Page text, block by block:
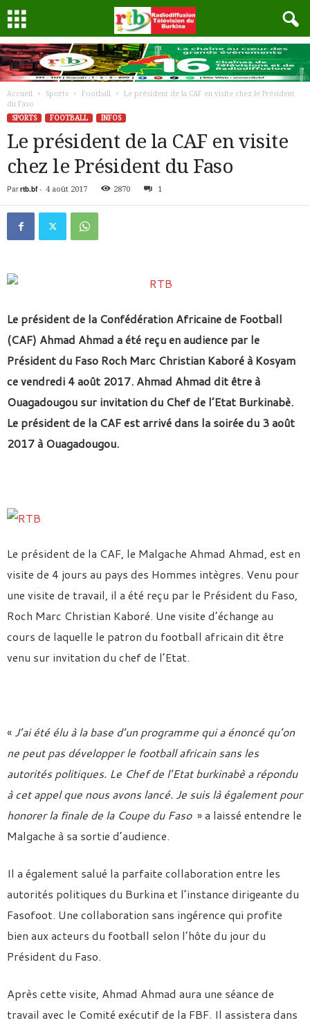
Accueil Sports Football
Le président de la CAF en visite chez le Président
du Faso
SPORTS
FOOTBALL INFOS
Le président de la CAF en visite
chez le Président du Faso
Par rtb.bf- 4 août 2017 2870 1
Le président de la Confédération Africaine de Football
(CAF) Ahmad Ahmad a été reçu en audience par le
Président du Faso Roch Marc Christian Kaboré à Kosyam
ce vendredi 4 août 2017. Ahmad Ahmad dit être à
Ouagadougou sur invitation du Chef de l’Etat Burkinabè.
Le président de la CAF est arrivé dans la soirée du 3 août
2017 à Ouagadougou.
Le président de la CAF, le Malgache Ahmad Ahmad, est en
visite de 4 jours au pays des Hommes intègres. Venu pour
une visite de travail, il a été reçu par le Président du Faso,
Roch Marc Christian Kaboré. Une visite d’échange au
cours de laquelle le patron du football africain dit être
venu sur invitation du chef de l’Etat.
« J’ai été élu à la base d’un programme qui a énoncé qu’on
ne peut pas développer le football africain sans les
autorités politiques. Le Chef de l’Etat burkinabè a répondu
à cet appel que nous avons lancé. Je suis là également pour
honorer la finale de la Coupe du Faso» a laissé entendre le
Malgache à sa sortie d’audience.
Il a également salué la parfaite collaboration entre les
autorités politiques du Burkina et l’instance dirigeante du
Fasofoot. Une collaboration sans ingérence qui profite
bien aux acteurs du football selon l’hôte du jour du
Président du Faso.
Après cette visite, Ahmad Ahmad aura une séance de
travail avec le Comité exécutif de la FBF. Il assistera dans